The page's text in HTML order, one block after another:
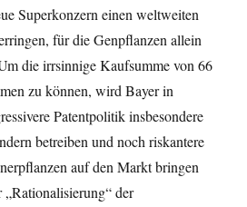
Superkonzern einen weltweiten
für die Genpflanzen allein
die irrsinnige Kaufsumme von 66
zu können, wird Bayer in
Patentpolitik insbesondere
betreiben und noch riskantere
auf den Markt bringen
der